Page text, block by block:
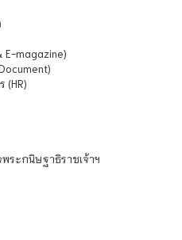
E-magazine)
(HR)
ระกนิษฐาธิราชเจ้าฯ